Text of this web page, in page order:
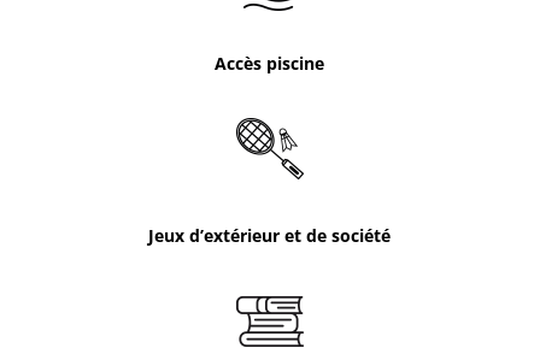
Accès piscine
Jeux d’extérieur et de société